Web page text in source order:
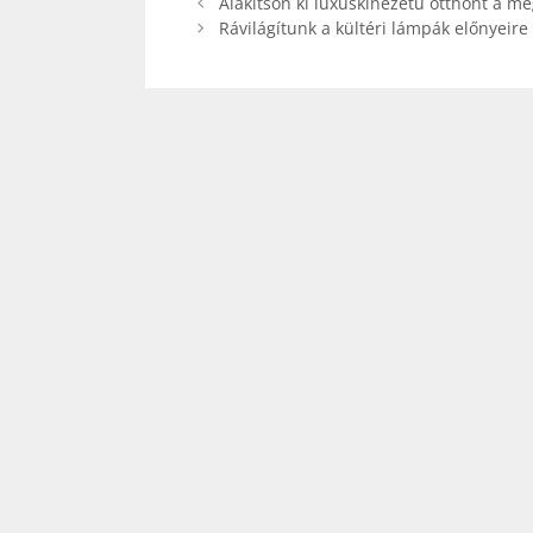
Rávilágítunk a kültéri lámpák előnyeire